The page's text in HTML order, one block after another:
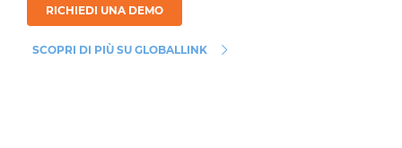
RICHIEDI UNA DEMO
SCOPRI DI PIÙ SU GLOBALLINK